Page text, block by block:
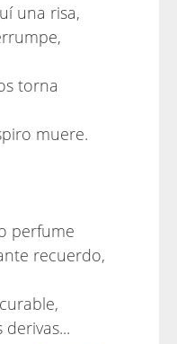
una risa,
torna
muere.
perfume
recuerdo,